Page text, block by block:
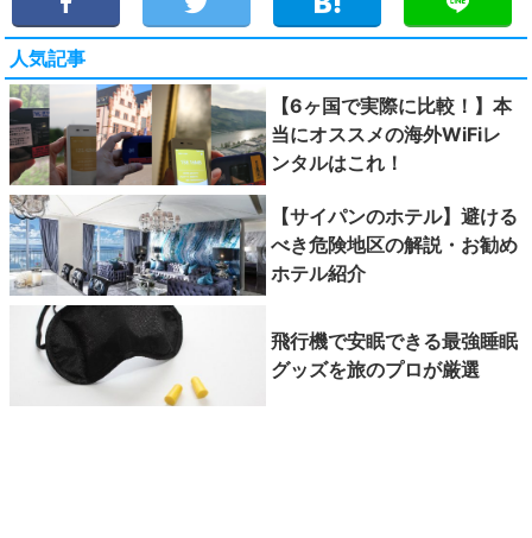
人気記事
【6ヶ国で実際に比較！】本
当にオススメの海外WiFiレ
ンタルはこれ！
【サイパンのホテル】避ける
べき危険地区の解説・お勧め
ホテル紹介
飛行機で安眠できる最強睡眠
グッズを旅のプロが厳選